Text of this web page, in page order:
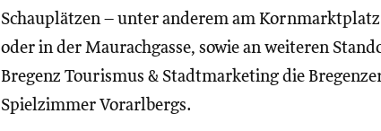
Schauplätzen – unter anderem am
oder in der Maurachgasse, sowie an weiteren
Bregenz Tourismus & Stadtmarketing die
Spielzimmer Vorarlbergs.